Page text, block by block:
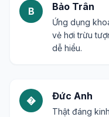
B Bảo Trân
Ứng dụng
vẻ hơi trừu
dễ hiểu.
� Đức Anh
Thật đáng